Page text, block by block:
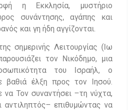
η Εκκλησία, μυστήριο
συνάντησης, αγάπης και
και γη ήδη αγγίζονται.
σημερινής Λειτουργίας (Ιω
τον Νικόδημο, μια
του Ισραήλ, ο
βαθιά έλξη προς τον Ιησού.
να Τον συναντήσει –τη νύχτα,
αντιληπτός– επιθυμώντας να